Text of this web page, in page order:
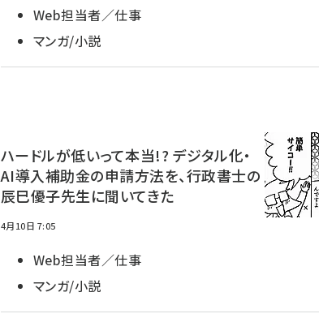
Web担当者／仕事
マンガ/小説
ハードルが低いって本当!? デジタル化・
AI導入補助金の申請方法を、行政書士の
辰巳優子先生に聞いてきた
4月10日 7:05
Web担当者／仕事
マンガ/小説